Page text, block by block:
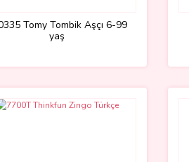
Tomy Tombik Aşçı 6-99
yaş